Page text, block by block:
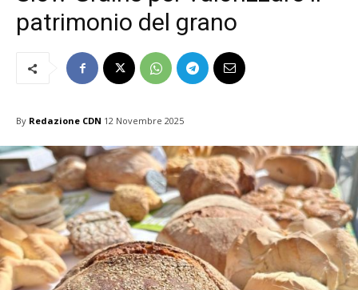
patrimonio del grano
By Redazione CDN 12 Novembre 2025